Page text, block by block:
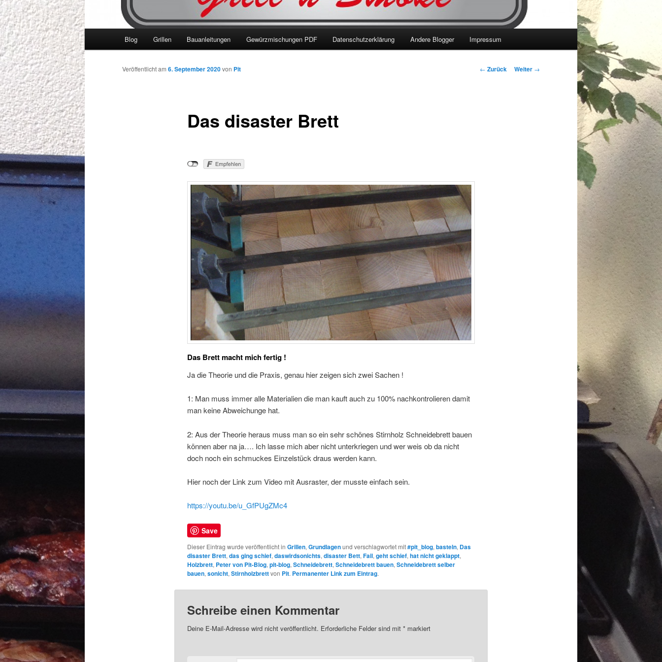
Blog Grillen Bauanleitungen Gewürzmischungen PDF Datenschutzerklärung Andere Blogger Impressum
Beitrags-
← Zurück Weiter →
Das disaster Brett
Veröffentlicht am 6. September 2020von Pit
Das Brett macht mich fertig !
Ja die Theorie und die Praxis, genau hier zeigen sich zwei Sachen !
1: Man muss immer alle Materialien die man kauft auch zu 100% nachkontrolieren damit
man keine Abweichunge hat.
2: Aus der Theorie heraus muss man so ein sehr schönes Stirnholz Schneidebrett bauen
können aber na ja…. Ich lasse mich aber nicht unterkriegen und wer weis ob da nicht
doch noch ein schmuckes Einzelstück draus werden kann.
Hier noch der Link zum Video mit Ausraster, der musste einfach sein.
https://youtu.be/u_GfPUgZMc4
Save
Dieser Eintrag wurde veröffentlicht in Grillen, Grundlagenund verschlagwortet mit#pit_blog, basteln, Das
disaster Brett, das ging schief, daswirdsonichts, disaster Bett, Fail, geht schief, hat nicht geklappt,
Holzbrett, Peter von Pit-Blog, pit-blog, Schneidebrett, Schneidebrett bauen, Schneidebrett selber
bauen, sonicht, Stirnholzbrettvon Pit. Permanenter Link zum Eintrag.
Schreibe einen Kommentar
Deine E-Mail-Adresse wird nicht veröffentlicht. Erforderliche Felder sind mit *markiert